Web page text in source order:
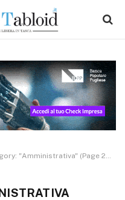
"Amministrativa" (Page 232)